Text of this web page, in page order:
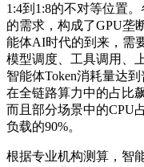
1:4到1:8的不对等位置
的需求，构成了GPU垄
能体AI时代的到来，需
模型调度、工具调用、
智能体Token消耗量达
在全链路算力中的占比
而且部分场景中的CPU
负载的90%。
根据专业机构测算，智